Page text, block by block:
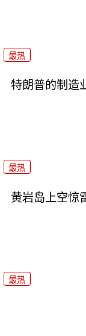
最热
特朗普的制造
最热
黄岩岛上空惊
最热